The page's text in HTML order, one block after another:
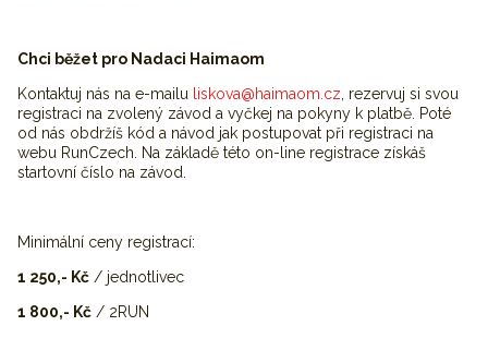
Chci běžet pro Nadaci Haimaom
Kontaktuj nás na e-mailu
liskova@haimaom.cz , rezervuj si svou
registraci na zvolený závod a vyčkej na pokyny k platbě. Poté
od nás obdržíš kód a návod jak postupovat při registraci na
webu RunCzech. Na základě této on-line registrace získáš
startovní číslo na závod.
Minimální ceny registrací:
1 250,- Kč / jednotlivec
1 800,- Kč / 2RUN